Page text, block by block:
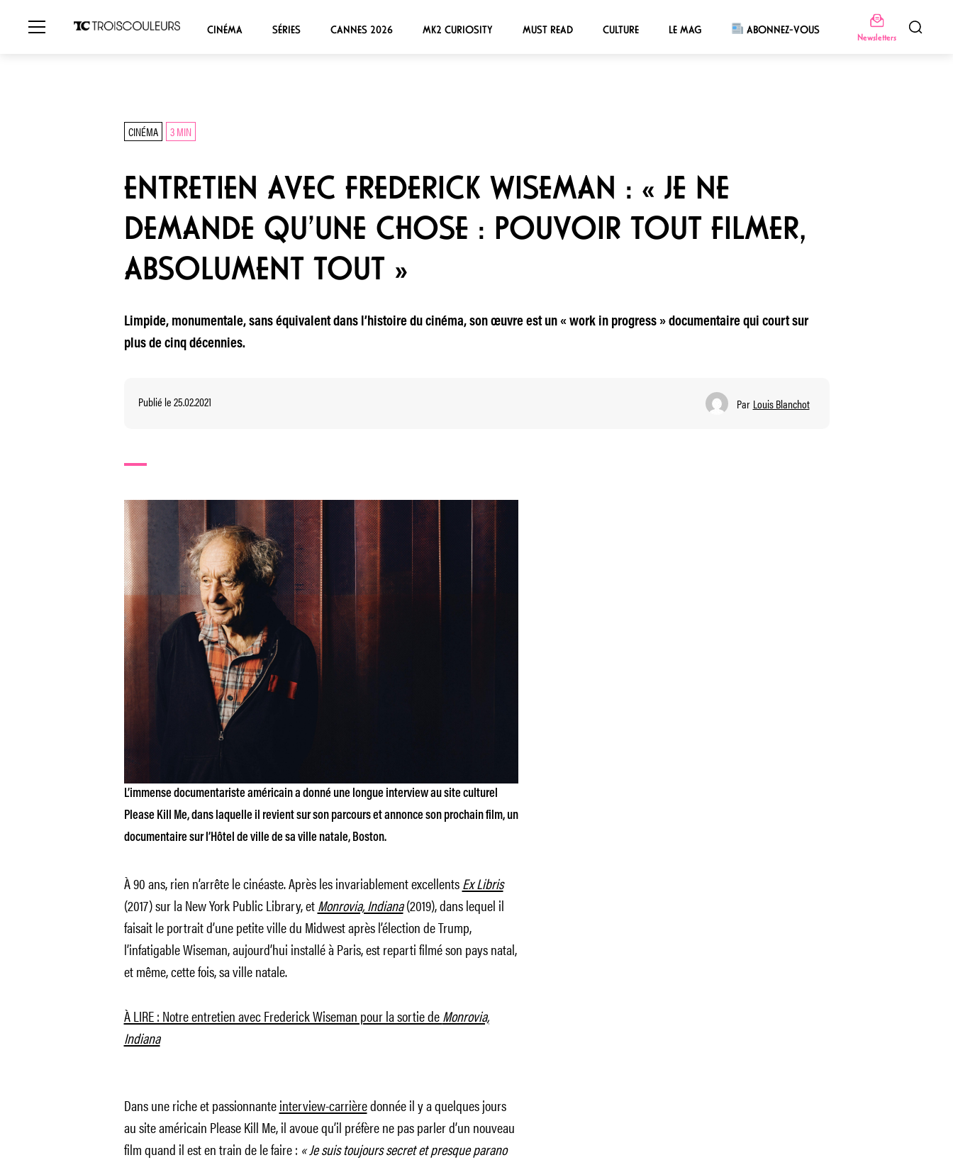
CINÉMA SÉRIES CANNES 2026 MK2 CURIOSITY MUST READ CULTURE LE MAG ABONNEZ-VOUS
Newsletters
CINÉMA 3 MIN
ENTRETIEN AVEC FREDERICK WISEMAN : « JE NE
DEMANDE QU’UNE CHOSE : POUVOIR TOUT FILMER,
ABSOLUMENT TOUT »
Limpide, monumentale, sans équivalent dans l’histoire du cinéma, son œuvre est un « work in progress » documentaire qui court sur
plus de cinq décennies.
Publié le 25.02.2021 Par Louis Blanchot
L’immense documentariste américain a donné une longue interview au site culturel
Please Kill Me, dans laquelle il revient sur son parcours et annonce son prochain film, un
documentaire sur l’Hôtel de ville de sa ville natale, Boston.
À 90 ans, rien n’arrête le cinéaste. Après les invariablement excellentsEx Libris
(2017) sur la New York Public Library, etMonrovia, Indiana(2019), dans lequel il
faisait le portrait d’une petite ville du Midwest après l’élection de Trump,
l’infatigable Wiseman, aujourd’hui installé à Paris, est reparti filmé son pays natal,
et même, cette fois, sa ville natale.
À LIRE : Notre entretien avec Frederick Wiseman pour la sortie deMonrovia,
Indiana
Dans une riche et passionnanteinterview-carrièredonnée il y a quelques jours
au site américain Please Kill Me, il avoue qu’il préfère ne pas parler d’un nouveau
film quand il est en train de le faire : « Je suis toujours secret et presque parano